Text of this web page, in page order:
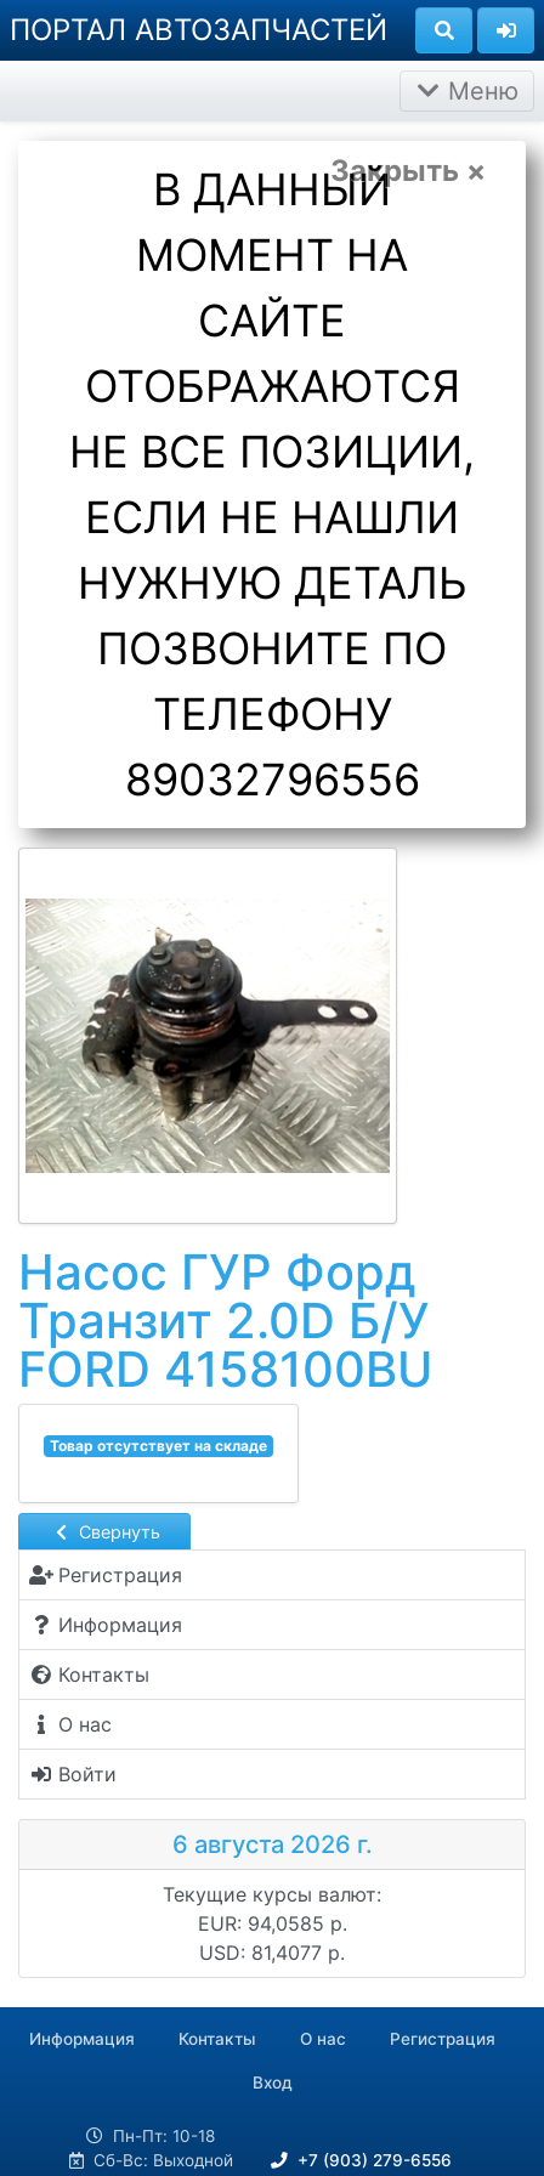
ПОРТАЛ АВТОЗАПЧАСТЕЙ
Меню
Закрыть ×
В ДАННЫЙ
МОМЕНТ НА
САЙТЕ
ОТОБРАЖАЮТСЯ
НЕ ВСЕ ПОЗИЦИИ,
ЕСЛИ НЕ НАШЛИ
НУЖНУЮ ДЕТАЛЬ
ПОЗВОНИТЕ ПО
ТЕЛЕФОНУ
89032796556
Свернуть
Регистрация
Информация
Контакты
О нас
Войти
6 августа 2026 г.
Текущие курсы валют:
EUR: 94,0585 р.
USD: 81,4077 р.
Насос ГУР Форд
Транзит 2.0D Б/У
FORD 4158100BU
Товар отсутствует на складе
Информация Контакты О нас Регистрация
Вход
Пн-Пт: 10-18
Сб-Вс: Выходной
+7 (903) 279-6556